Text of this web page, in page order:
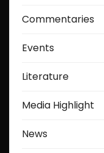
Commentaries
Events
Literature
Media Highlight
News